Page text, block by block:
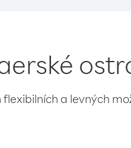
a levných